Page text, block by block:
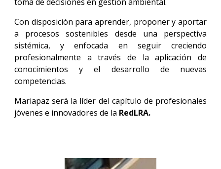
Con disposición para aprender, proponer y aportar
a procesos sostenibles desde una perspectiva
sistémica, y enfocada en seguir creciendo
profesionalmente a través de la aplicación de
conocimientos y el desarrollo de nuevas
competencias.
Mariapaz será la líder del capítulo de profesionales
jóvenes e innovadores de la RedLRA.